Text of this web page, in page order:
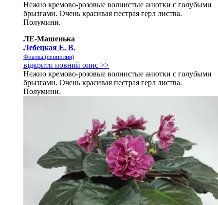
Нежно кремово-розовые волнистые анютки с голубыми
брызгами. Очень красивая пестрая герл листва.
Полумини.
ЛЕ-Машенька
Лебецкая Е. В.
Фиалка (сенполия)
відкрити повний опис >>
Нежно кремово-розовые волнистые анютки с голубыми
брызгами. Очень красивая пестрая герл листва.
Полумини.